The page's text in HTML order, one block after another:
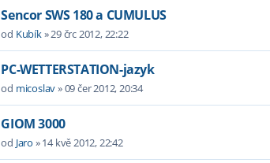
Sencor SWS 180 a CUMULUS
od Kubík»29 črc 2012, 22:22
PC-WETTERSTATION-jazyk
od micoslav»09 čer 2012, 20:34
GIOM 3000
od Jaro »14 kvě 2012, 22:42